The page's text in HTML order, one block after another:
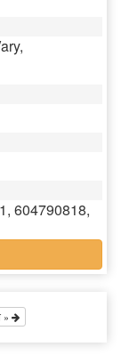
604790818,
»